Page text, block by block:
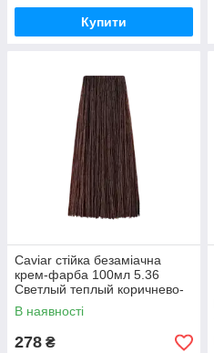
Купити
Caviar стійка безаміачна
крем-фарба 100мл 5.36
Светлый теплый коричнево-
каштановый
В наявності
278 ₴